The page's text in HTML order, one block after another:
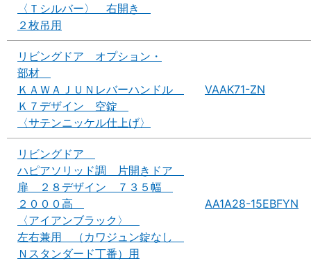
〈Ｔシルバー〉 右開き
２枚吊用
リビングドア オプション・
部材
ＫＡＷＡＪＵＮレバーハンドル
Ｋ７デザイン 空錠
〈サテンニッケル仕上げ〉
VAAK71-ZN
リビングドア
ハピアソリッド調 片開きドア
扉 ２８デザイン ７３５幅
２０００高
〈アイアンブラック〉
左右兼用 （カワジュン錠なし
Ｎスタンダード丁番）用
AA1A28-15EBFYN